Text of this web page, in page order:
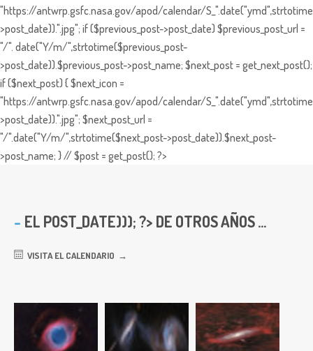
"https://antwrp.gsfc.nasa.gov/apod/calendar/
>post_date)).".jpg"; if ($previous_post->post_date) $previous_post_url =
"/". date("Y/m/",strtotime($previous_post-
>post_date)).$previous_post->post_name; $next_post = get_next_post();
if ($next_post) { $next_icon =
"https://antwrp.gsfc.nasa.gov/apod/calendar/
>post_date)).".jpg"; $next_post_url =
"/".date("Y/m/",strtotime($next_post->post_date)).$next_post-
>post_name; } // $post = get_post(); ?>
EL POST_DATE))); ?> DE OTROS AÑOS ...
VISITA EL CALENDARIO